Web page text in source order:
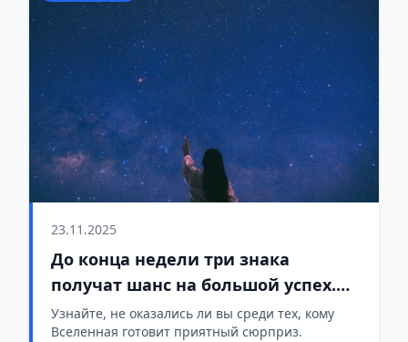
23.11.2025
До конца недели три знака
получат шанс на большой успех.
Вы среди них?
Узнайте, не оказались ли вы среди тех, кому
Вселенная готовит приятный сюрприз.